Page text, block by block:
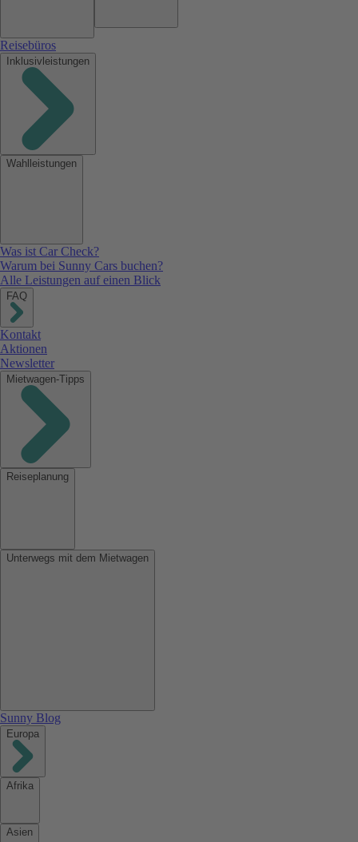
Reisebüros
Inklusivleistungen
Wahlleistungen
Was ist Car Check?
Warum bei Sunny Cars buchen?
Alle Leistungen auf einen Blick
FAQ
Kontakt
Aktionen
Newsletter
Mietwagen-Tipps
Reiseplanung
Unterwegs mit dem Mietwagen
Sunny Blog
Europa
Afrika
Asien